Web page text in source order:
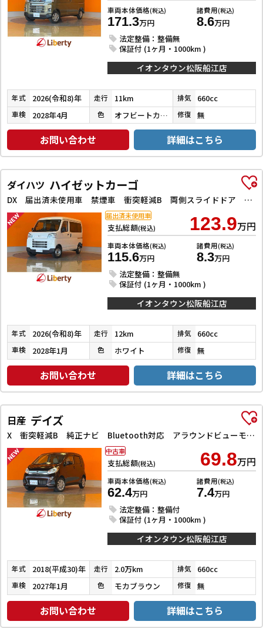
車両本体価格(税込)
171.3万円
諸費用(税込)
8.6万円
法定整備：整備無
保証付 (1ヶ月・1000km )
イオンタウン松阪船江店
年式 2026(令和8)年 走行 11km 排気 660cc
車検 2028年4月 色 オフビートカーキメタリック 修復 無
お問い合わせ 詳細はこちら
ダイハツ ハイゼットカーゴ
DX 届出済未使用車 禁煙車 衝突軽減B 両側スライドドア アイドリングストップ 障害物センサー ヘッドライトレベライザー
支払総額(税込) 123.9万円
車両本体価格(税込)
115.6万円
諸費用(税込)
8.3万円
法定整備：整備無
保証付 (1ヶ月・1000km )
届出済未使用車
イオンタウン松阪船江店
年式 2026(令和8)年 走行 12km 排気 660cc
車検 2028年1月 色 ホワイト 修復 無
お問い合わせ 詳細はこちら
日産 デイズ
X 衝突軽減B 純正ナビ Bluetooth対応 アラウンドビューモニター スマートキー プッシュスタート アイドリングストップ タッチパネルオートエアコン 電動格納ミラー
支払総額(税込) 69.8万円
車両本体価格(税込)
62.4万円
諸費用(税込)
7.4万円
法定整備：整備付
保証付 (1ヶ月・1000km )
中古車
イオンタウン松阪船江店
年式 2018(平成30)年 走行 2.0万km 排気 660cc
車検 2027年1月 色 モカブラウン 修復 無
お問い合わせ 詳細はこちら